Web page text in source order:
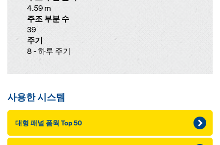
4.59 m
주조 부분 수
39
주기
8 - 하루 주기
사용한 시스템
대형 패널 폼웍 Top 50